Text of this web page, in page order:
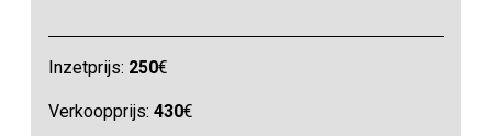
Inzetprijs: 250€
Verkoopprijs:430€